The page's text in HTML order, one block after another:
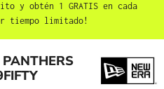
y obtén 1 GRATIS en cada
tiempo limitado!